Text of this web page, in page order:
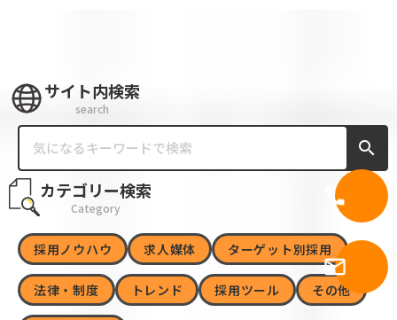
サイト内検索
search
search
カテゴリー検索
Category
採用ノウハウ 求人媒体 ターゲット別採用
法律・制度 トレンド 採用ツール その他
mail_outline
メール問
call 電話問合